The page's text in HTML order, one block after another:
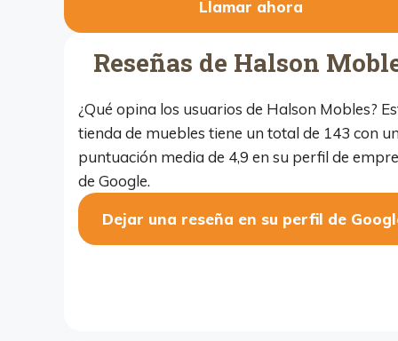
Llamar ahora
Reseñas de Halson
¿Qué opina los usuarios de Halson Mobles?
tienda de muebles tiene un total de 143 con
puntuación media de 4,9 en su perfil de
de Google.
Dejar una reseña en su perfil de